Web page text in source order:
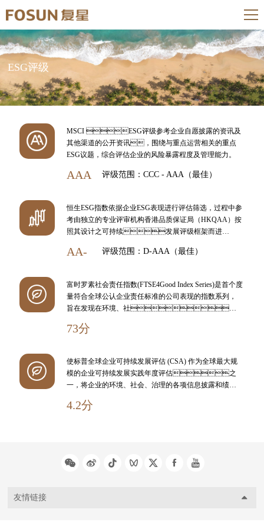
ESG评级
MSCI ESG评级参考企业自愿披露的资讯及
其他渠道的公开资讯，围绕与重点运营相关的重点
ESG议题，综合评估企业的风险暴露程度及管理能力。
AAA 评级范围：CCC - AAA（最佳）
恒生ESG指数依据企业ESG表现进行评估筛选，过程中参
考由独立的专业评审机构香港品质保证局（HKQAA）按
照其设计之可持续发展评级框架而进
AA- 评级范围：D-AAA（最佳）
富时罗素社会责任指数(FTSE4Good Index Series)是首个度
量符合全球公认企业责任标准的公司表现的指数系列，
旨在发现在环境、社会
进行表彰。
73分
使标普全球企业可持续发展评估 (CSA) 作为全球最大规
模的企业可持续发展实践年度评估之
一，将企业的环境、社会、治理的各项信息披露和绩效
准。
4.2分
友情链接